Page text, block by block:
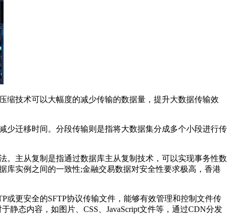
技术可以大幅度的减少传输的数据量，提升大数据传输效
迁移时间。分段传输则是指将大数据集分成多个小段进行传
主从复制是指通过数据库主从复制技术，可以实现事务性数
库实例之间的一致性;金融交易数据对安全性要求极高，香港
更安全的SFTP协议传输文件，能够有效管理和控制文件传
态内容，如图片、CSS、JavaScript文件等，通过CDN分发